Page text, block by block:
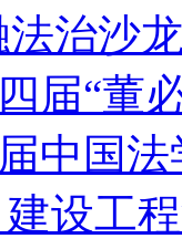
法治沙
届“董
中国法
设工